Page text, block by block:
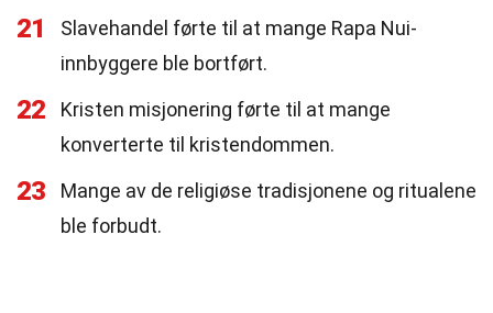
21
Slavehandel førte til at mange Rapa Nui-
innbyggere ble bortført.
22
Kristen misjonering førte til at mange
konverterte til kristendommen.
23
Mange av de religiøse tradisjonene og ritualene
ble forbudt.